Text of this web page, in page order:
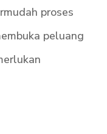
proses
peluang